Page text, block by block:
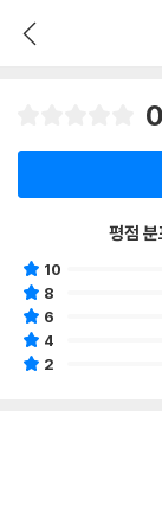
평점
10
8
6
4
2